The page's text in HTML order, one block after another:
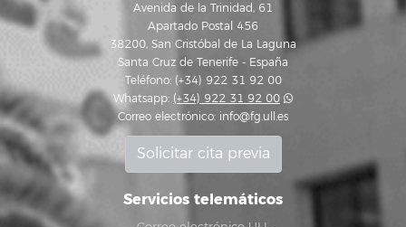
Avenida de la Trinidad, 61
Apartado Postal 456
38200, San Cristóbal de La Laguna
Santa Cruz de Tenerife - España
Teléfono: (+34) 922 31 92 00
Whatsapp: (+34) 922 31 92 00
Correo electrónico: info@fg.ull.es
Solicitar cita previa
Servicios telemáticos